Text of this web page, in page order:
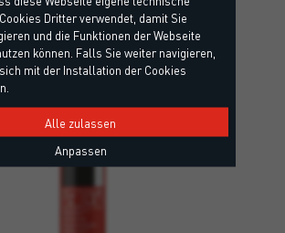
Dritter verwendet, damit Sie
und die Funktionen der Webseite
können. Falls Sie weiter navigieren,
mit der Installation der Cookies
Alle zulassen
Anpassen